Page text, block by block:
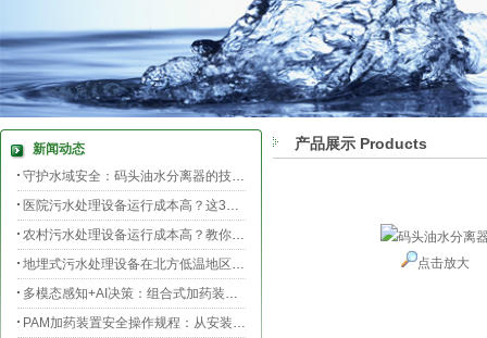
新闻动态
守护水域安全：码头油水分离器的技术升级与效能提升
医院污水处理设备运行成本高？这3个环节最烧钱
农村污水处理设备运行成本高？教你三招轻松降低运维费用！
地埋式污水处理设备在北方低温地区的运行稳定性：挑战与对策
多模态感知+AI决策：组合式加药装置的智能运维新范式
PAM加药装置安全操作规程：从安装到运维的全流程规范
产品展示 Products
点击放大